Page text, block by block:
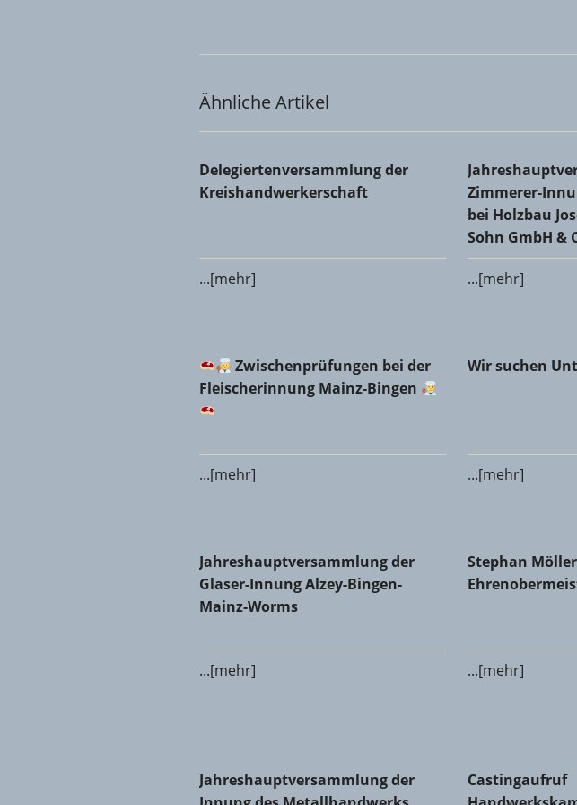
Ähnliche Artikel
Delegiertenversammlung der Kreishandwerkerschaft
Delegiertenversammlung der
Kreishandwerkerschaft
...[mehr]
Co. KG in
Zimmerer-
bei Holzbau
Sohn GmbH &
...[mehr]
Zwischenprüfungen bei der Fleischerinnung
Zwischenprüfungen bei der
Fleischerinnung Mainz-Bingen
...[mehr]
Wir suchen
Wir suchen
...[mehr]
Jahreshauptversammlung der Glaser-Innung Alzey-
Jahreshauptversammlung der
Glaser-Innung Alzey-Bingen-
Mainz-Worms
...[mehr]
Stephan
Stephan
...[mehr]
Jahreshauptversammlung der Innung des
Jahreshauptversammlung der
Castingaufruf
Castingaufruf